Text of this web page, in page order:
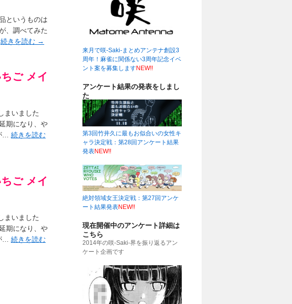
」 (15:00)
後編】 (08:07)
(03:05)
(15:03)
【愛を体現する】
というものは
、調べてみた
続きを読む →
ご メイ
まいました
期になり、や
… 続きを読む
ご メイ
まいました
期になり、や
… 続きを読む
来月で咲-Saki-まとめアンテナ創設3
周年！麻雀に関係ない3周年記念イベ
ント案を募集しますNEW!!
アンケート結果の発表をしまし
た
第3回竹井久に最もお似合いの女性キ
ャラ決定戦：第28回アンケート結果
発表NEW!!
絶対領域女王決定戦：第27回アンケ
ート結果発表NEW!!
現在開催中のアンケート詳細は
こちら
2014年の咲-Saki-界を振り返るアン
ケート企画です